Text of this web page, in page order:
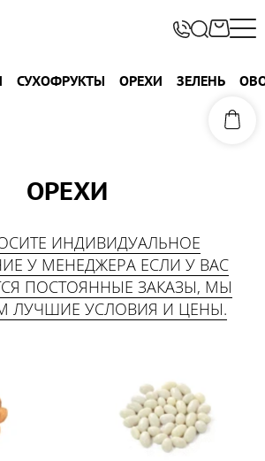
СУХОФРУКТЫ ОРЕХИ ЗЕЛЕНЬ
ОРЕХИ
ИНДИВИДУАЛЬНОЕ
У МЕНЕДЖЕРА ЕСЛИ У ВАС
ПОСТОЯННЫЕ ЗАКАЗЫ, МЫ
ЛУЧШИЕ УСЛОВИЯ И ЦЕНЫ.